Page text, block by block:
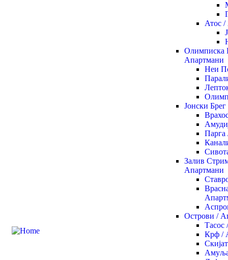
Атос
Олимписка
Апартмани
Неи
Јонски Брег
Залив
Апартмани
Острови /
Тасос
Крф /